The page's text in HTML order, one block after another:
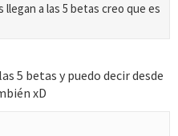
a las 5 betas creo que es
5 betas y puedo decir desde
xD